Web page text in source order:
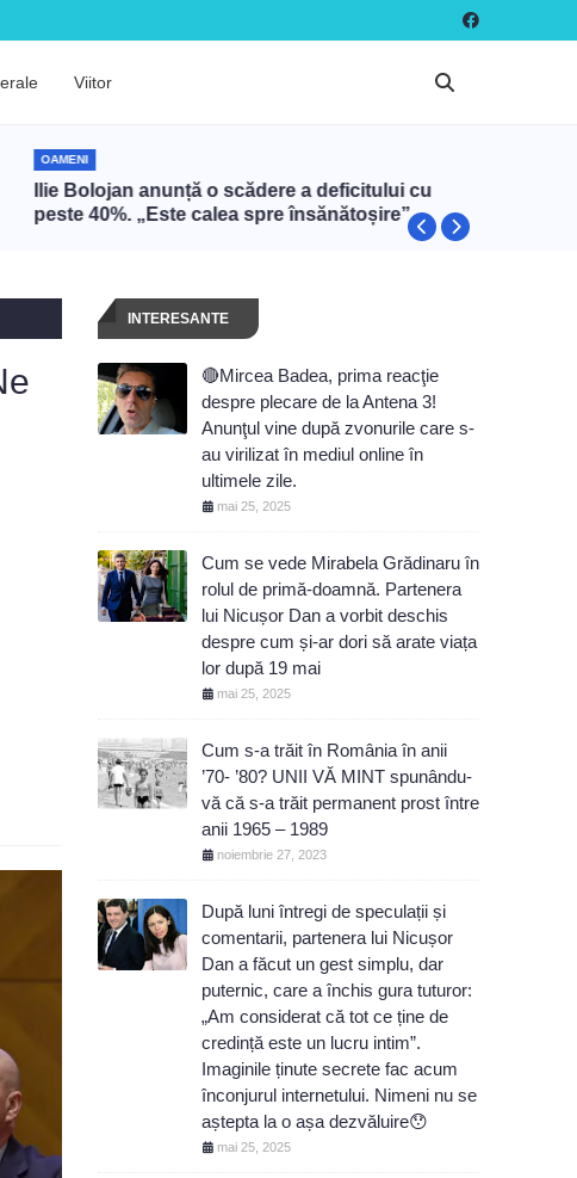
Viitor
OAMENI
Ilie Bolojan anunță o scădere a deficitului cu
peste 40%. „Este calea spre însănătoșire”
INTERESANTE
🔴Mircea Badea, prima reacţie
despre plecare de la Antena 3!
Anunţul vine după zvonurile care s-
au virilizat în mediul online în
ultimele zile.
mai 25, 2025
Cum se vede Mirabela Grădinaru în
rolul de primă-doamnă. Partenera
lui Nicușor Dan a vorbit deschis
despre cum și-ar dori să arate viața
lor după 19 mai
mai 25, 2025
Cum s-a trăit în România în anii
’70- ’80? UNII VĂ MINT spunându-
vă că s-a trăit permanent prost între
anii 1965 – 1989
noiembrie 27, 2023
După luni întregi de speculații și
comentarii, partenera lui Nicușor
Dan a făcut un gest simplu, dar
puternic, care a închis gura tuturor:
„Am considerat că tot ce ține de
credință este un lucru intim”.
Imaginile ținute secrete fac acum
înconjurul internetului. Nimeni nu se
aștepta la o așa dezvăluire😯
mai 25, 2025